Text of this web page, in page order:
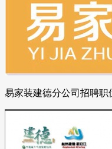
易家装建德分公司招聘职